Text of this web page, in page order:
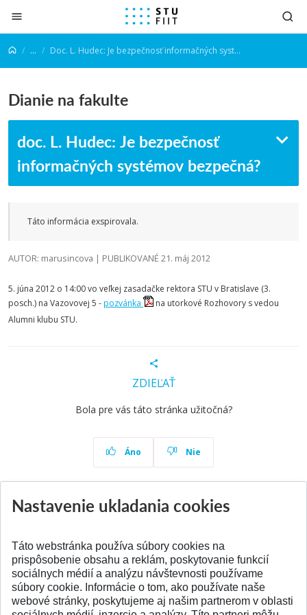
Prejsť na obsah
... Doc. L. Hudec: Je bezpečnosť informačných systémov bezpečná?
Dianie na fakulte
doc. L. Hudec: Je bezpečnosť
informačných systémov bezpečná?
Táto informácia exspirovala.
AUTOR: marusincova | PUBLIKOVANÉ 21. máj 2012
5. júna 2012 o 14:00 vo veľkej zasadačke rektora STU v Bratislave (3.
posch.) na Vazovovej 5 -pozvánka
na utorkové Rozhovory s vedou
Alumni klubu STU.
ZDIEĽAŤ
Bola pre vás táto stránka užitočná?
Áno Nie
SPÄŤ NA VRCH
Nastavenie ukladania cookies
Táto webstránka používa súbory cookies na
prispôsobenie obsahu a reklám, poskytovanie funkcií
sociálnych médií a analýzu návštevnosti používame
súbory cookie. Informácie o tom, ako používate naše
webové stránky, poskytujeme aj našim partnerom v oblasti